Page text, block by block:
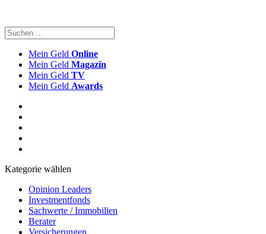
Mein Geld Online
Mein Geld Magazin
Mein Geld TV
Mein Geld Awards
Kategorie wählen
Opinion Leaders
Investmentfonds
Sachwerte / Immobilien
Berater
Versicherungen